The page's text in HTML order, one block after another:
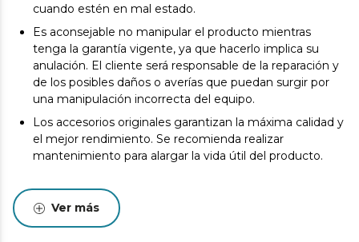
cuando estén en mal estado.
Es aconsejable no manipular el producto mientras
tenga la garantía vigente, ya que hacerlo implica su
anulación. El cliente será responsable de la reparación y
de los posibles daños o averías que puedan surgir por
una manipulación incorrecta del equipo.
Los accesorios originales garantizan la máxima calidad y
el mejor rendimiento. Se recomienda realizar
mantenimiento para alargar la vida útil del producto.
Ver más